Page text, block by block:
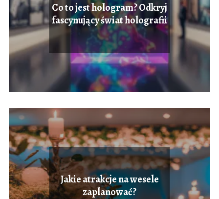
Co to jest hologram? Odkryj
fascynujący świat holografii
Jakie atrakcje na wesele
zaplanować?